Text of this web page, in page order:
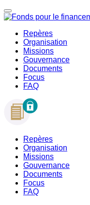
Repères
Organisation
Missions
Gouvernance
Documents
Focus
FAQ
Repères
Organisation
Missions
Gouvernance
Documents
Focus
FAQ